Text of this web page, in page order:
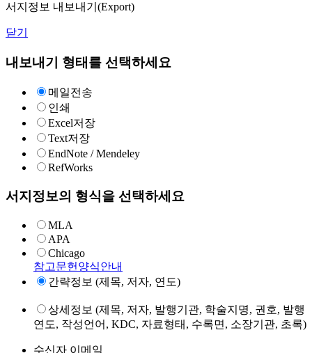
서지정보 내보내기(Export)
닫기
내보내기 형태를 선택하세요
메일전송
인쇄
Excel저장
Text저장
EndNote / Mendeley
RefWorks
서지정보의 형식을 선택하세요
MLA
APA
Chicago
참고문헌양식안내
간략정보 (제목, 저자, 연도)
상세정보 (제목, 저자, 발행기관, 학술지명, 권호, 발행
연도, 작성언어, KDC, 자료형태, 수록면, 소장기관, 초록)
수신자 이메일